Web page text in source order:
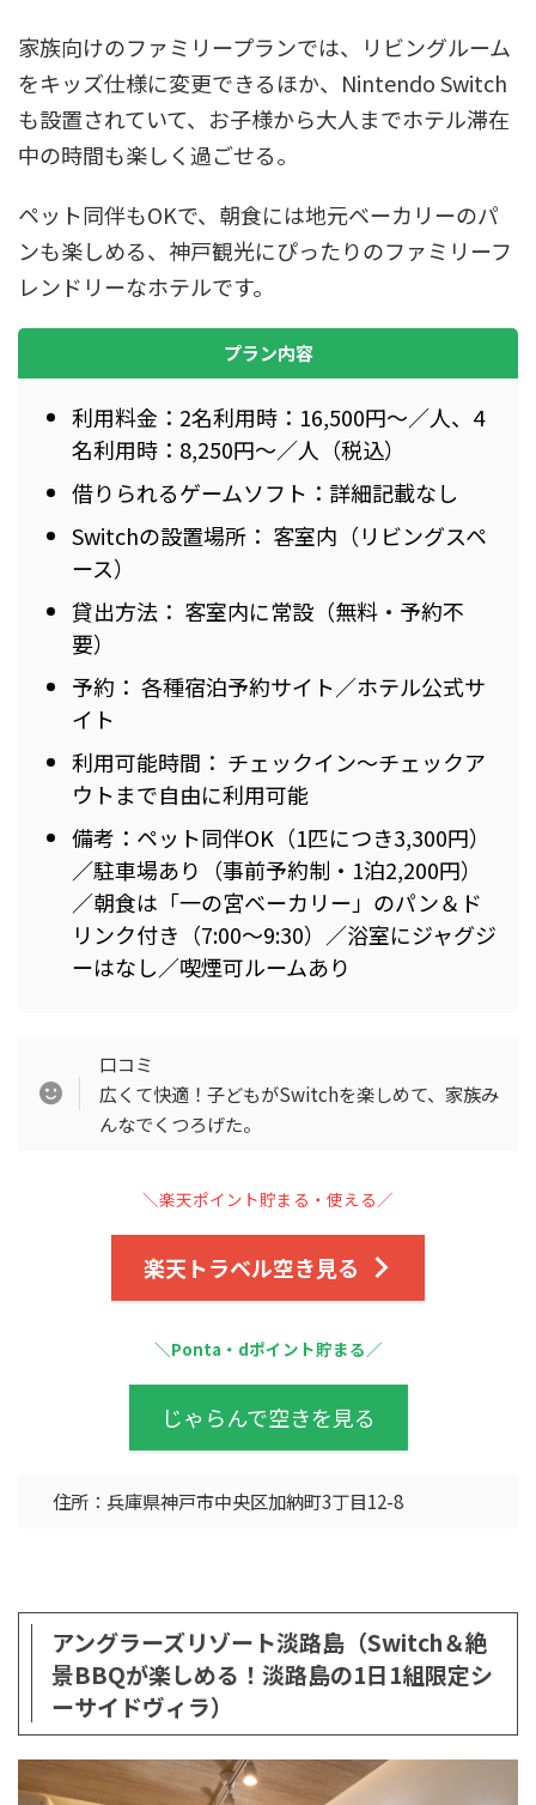
家族向けのファミリープランでは、リビングルーム
をキッズ仕様に変更できるほか、Nintendo Switch
も設置されていて、お子様から大人までホテル滞在
中の時間も楽しく過ごせる。
ペット同伴もOKで、朝食には地元ベーカリーのパ
ンも楽しめる、神戸観光にぴったりのファミリーフ
レンドリーなホテルです。
プラン内容
利用料金：2名利用時：16,500円～／人、4
名利用時：8,250円～／人（税込）
借りられるゲームソフト：詳細記載なし
Switchの設置場所： 客室内（リビングスペ
ース）
貸出方法： 客室内に常設（無料・予約不
要）
予約： 各種宿泊予約サイト／ホテル公式サ
イト
利用可能時間： チェックイン～チェックア
ウトまで自由に利用可能
備考：ペット同伴OK（1匹につき3,300円）
／駐車場あり（事前予約制・1泊2,200円）
／朝食は「一の宮ベーカリー」のパン＆ド
リンク付き（7:00～9:30）／浴室にジャグジ
ーはなし／喫煙可ルームあり
口コミ
広くて快適！子どもがSwitchを楽しめて、家族み
んなでくつろげた。
＼楽天ポイント貯まる・使える／
楽天トラベル空き見る
＼Ponta・dポイント貯まる／
じゃらんで空きを見る
住所：兵庫県神戸市中央区加納町3丁目12-8
アングラーズリゾート淡路島（Switch＆絶
景BBQが楽しめる！淡路島の1日1組限定シ
ーサイドヴィラ）